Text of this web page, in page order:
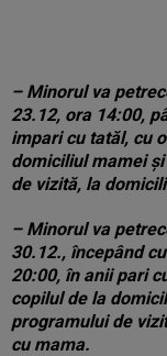
– Minorul va
23.12, ora 14:00,
impari cu tatăl, cu
domiciliul mamei
de vizită, la
– Minorul va
30.12., începând
20:00, în anii pari
copilul de la
programului de
cu mama.